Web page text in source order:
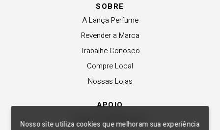
Nosso site utiliza cookies que melhoram sua experiência
SOBRE
A Lança Perfume
Revender a Marca
Trabalhe Conosco
Compre Local
Nossas Lojas
APOIO
Central de Atendimento